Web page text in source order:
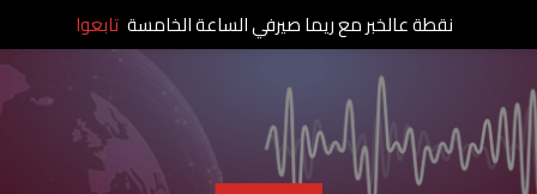
نقطة عالخبر مع ريما صيرفي الساعة الخامسة تابعوا